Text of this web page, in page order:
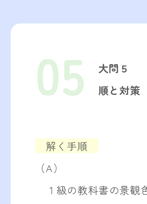
05
大問５
順と対策
解く手順
（A）
１級の教科書の景観